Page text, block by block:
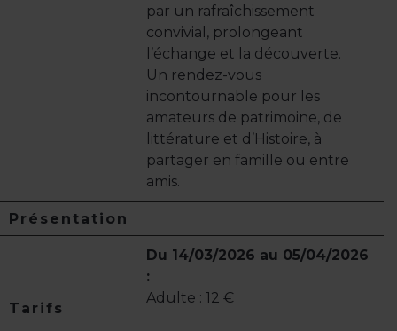
par un rafraîchissement
convivial, prolongeant
l’échange et la découverte.
Un rendez-vous
incontournable pour les
amateurs de patrimoine, de
littérature et d’Histoire, à
partager en famille ou entre
amis.
Présentation
Tarifs
Du 14/03/2026 au 05/04/2026
:
Adulte : 12 €